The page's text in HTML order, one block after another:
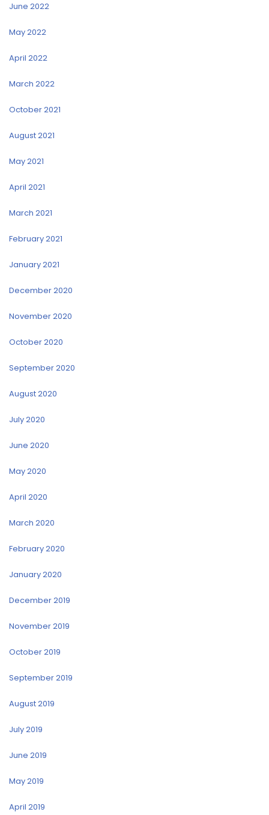
June 2022
May 2022
April 2022
March 2022
October 2021
August 2021
May 2021
April 2021
March 2021
February 2021
January 2021
December 2020
November 2020
October 2020
September 2020
August 2020
July 2020
June 2020
May 2020
April 2020
March 2020
February 2020
January 2020
December 2019
November 2019
October 2019
September 2019
August 2019
July 2019
June 2019
May 2019
April 2019